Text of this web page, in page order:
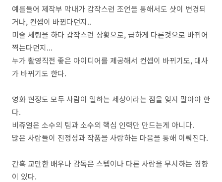
예를들어 제작부 막내가 갑작스런 조언을 통해서도 샷이 변경되
거나, 컨셉이 바뀐다던지..
미술 세팅을 하다 갑작스런 상황으로, 급하게 다른것으로 바뀌어
찍는다던지...
누가 촬영직전 좋은 아이디어를 제공해서 컨셉이 바뀌기도, 대사
가 바뀌기도 한다.
영화 현장도 모두 사람이 일하는 세상이라는 점을 잊지 말아야 한
다.
비쥬얼은 소수의 팀과 소수의 핵심 인력만 만드는게 아니다.
많은 사람들이 진정성과 작품을 사랑하는 마음을 통해 이뤄진다.
간혹 교만한 배우나 감독은 스텝이나 다른 사람을 무시하는 경향
이 있다.